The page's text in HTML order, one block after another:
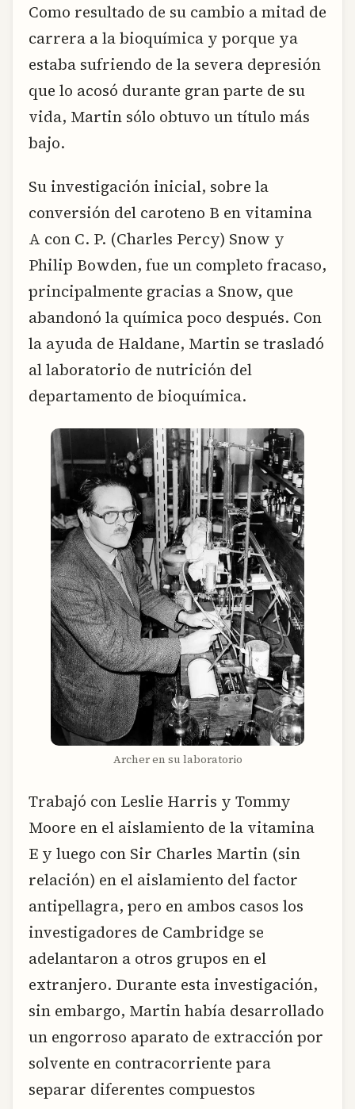
Como resultado de su cambio a mitad de
carrera a la bioquímica y porque ya
estaba sufriendo de la severa depresión
que lo acosó durante gran parte de su
vida, Martin sólo obtuvo un título más
bajo.
Su investigación inicial, sobre la
conversión del caroteno B en vitamina
A con C. P. (Charles Percy) Snow y
Philip Bowden, fue un completo fracaso,
principalmente gracias a Snow, que
abandonó la química poco después. Con
la ayuda de Haldane, Martin se trasladó
al laboratorio de nutrición del
departamento de bioquímica.
Archer en su laboratorio
Trabajó con Leslie Harris y Tommy
Moore en el aislamiento de la vitamina
E y luego con Sir Charles Martin (sin
relación) en el aislamiento del factor
antipellagra, pero en ambos casos los
investigadores de Cambridge se
adelantaron a otros grupos en el
extranjero. Durante esta investigación,
sin embargo, Martin había desarrollado
un engorroso aparato de extracción por
solvente en contracorriente para
separar diferentes compuestos